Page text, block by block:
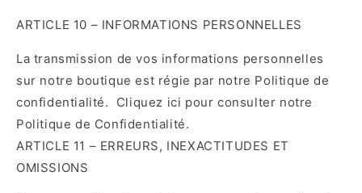
ARTICLE 10 – INFORMATIONS PERSONNELLES
La transmission de vos informations personnelles
sur notre boutique est régie par notre Politique de
confidentialité. Cliquez ici pour consulter notre
Politique de Confidentialité.
ARTICLE 11 – ERREURS, INEXACTITUDES ET
OMISSIONS